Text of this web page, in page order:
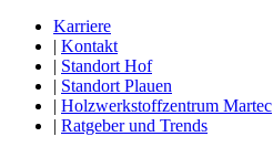
Karriere
| Kontakt
| Standort Hof
| Standort Plauen
| Holzwerkstoffzentrum Martec
| Ratgeber und Trends